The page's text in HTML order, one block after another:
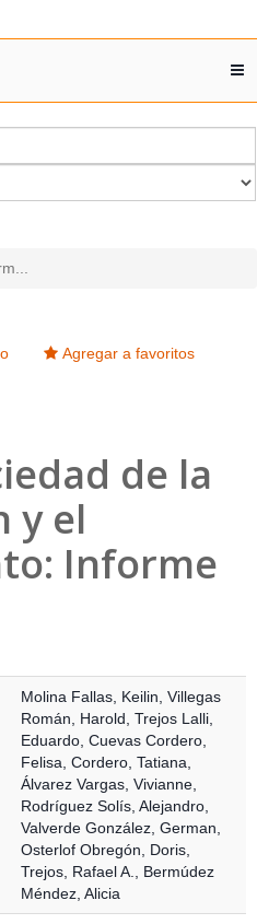
Agregar a favoritos
de la
y el
Informe
Molina Fallas, Keilin Villegas
Román, Harold Trejos Lalli,
Eduardo Cuevas Cordero,
Felisa Cordero, Tatiana
Álvarez Vargas, Vivianne
Rodríguez Solís, Alejandro
Valverde González, German
Osterlof Obregón, Doris
Trejos, Rafael A.
Bermúdez
Méndez, Alicia